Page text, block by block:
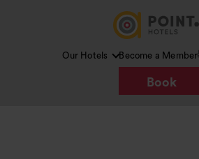
Our Hotels Become a Member
Book